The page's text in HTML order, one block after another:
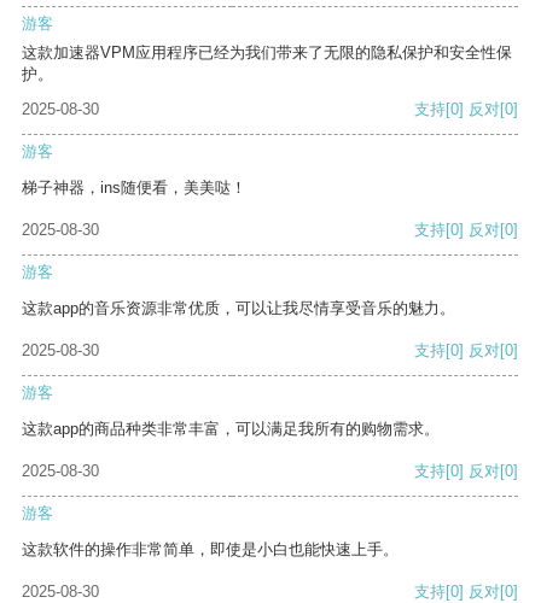
游客
这款加速器VPM应用程序已经为我们带来了无限的隐私保护和安全性保
护。
2025-08-30
支持[0] 反对[0]
游客
梯子神器，ins随便看，美美哒！
2025-08-30 支持[0] 反对[0]
游客
这款app的音乐资源非常优质，可以让我尽情享受音乐的魅力。
2025-08-30 支持[0] 反对[0]
游客
这款app的商品种类非常丰富，可以满足我所有的购物需求。
2025-08-30 支持[0] 反对[0]
游客
这款软件的操作非常简单，即使是小白也能快速上手。
2025-08-30 支持[0] 反对[0]